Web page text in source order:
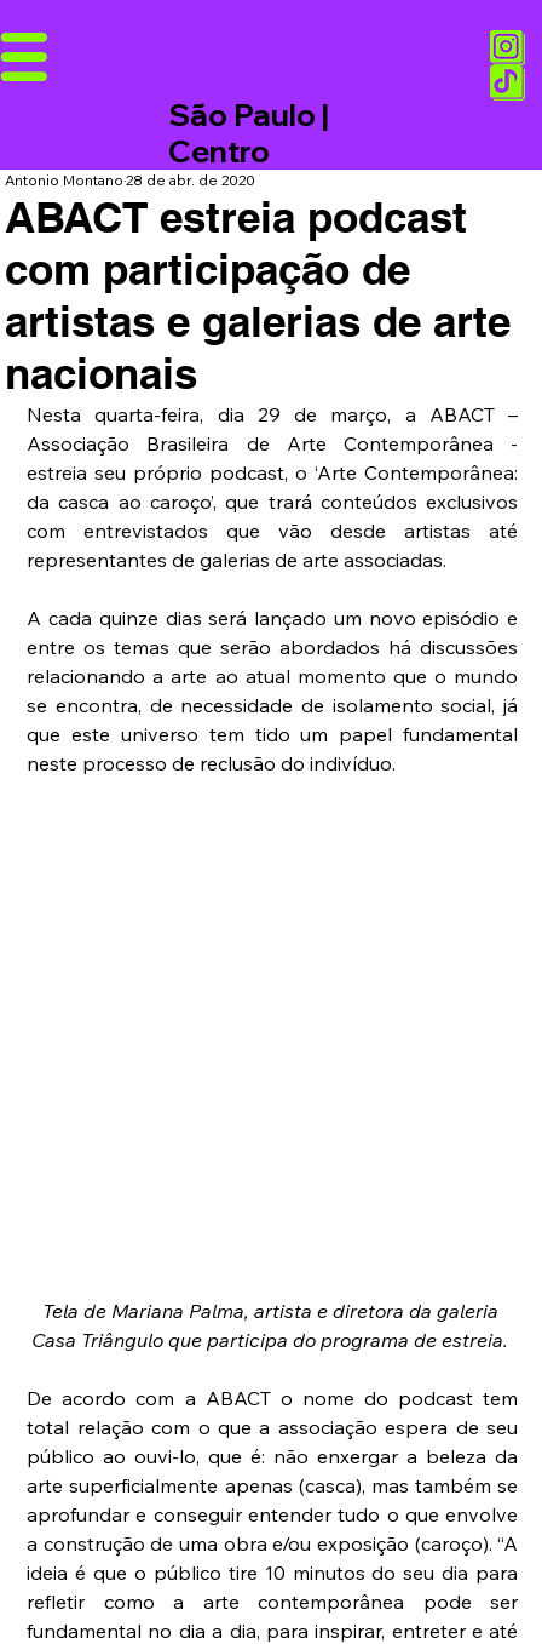
São Paulo |
Centro
ABACT estreia podcast
com participação de
artistas e galerias de arte
nacionais
Antonio Montano28 de abr. de 2020
Nesta quarta-feira, dia 29 de março, a ABACT –
Associação Brasileira de Arte Contemporânea -
estreia seu próprio podcast, o ‘Arte Contemporânea:
da casca ao caroço’, que trará conteúdos exclusivos
com entrevistados que vão desde artistas até
representantes de galerias de arte associadas.
A cada quinze dias será lançado um novo episódio e
entre os temas que serão abordados há discussões
relacionando a arte ao atual momento que o mundo
se encontra, de necessidade de isolamento social, já
que este universo tem tido um papel fundamental
neste processo de reclusão do indivíduo.
Tela de Mariana Palma, artista e diretora da galeria
Casa Triângulo que participa do programa de estreia.
De acordo com a ABACT o nome do podcast tem
total relação com o que a associação espera de seu
público ao ouvi-lo, que é: não enxergar a beleza da
arte superficialmente apenas (casca), mas também se
aprofundar e conseguir entender tudo o que envolve
a construção de uma obra e/ou exposição (caroço). “A
ideia é que o público tire 10 minutos do seu dia para
refletir como a arte contemporânea pode ser
fundamental no dia a dia, para inspirar, entreter e até